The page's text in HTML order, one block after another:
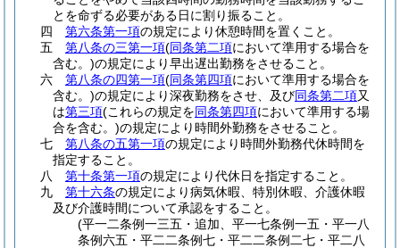
とを命ずる必要がある日に割り振ること。
四
第六条第一項の規定により休憩時間を置くこと。
五
第八条の三第一項(同条第二項において準用する場合を
含む。)の規定により早出遅出勤務をさせること。
六
第八条の四第一項(同条第四項において準用する場合を
含む。)の規定により深夜勤務をさせ、及び同条第二項又
は第三項(これらの規定を同条第四項において準用する場
合を含む。)の規定により時間外勤務をさせること。
七
第八条の五第一項の規定により時間外勤務代休時間を
指定すること。
八
第十条第一項の規定により代休日を指定すること。
九
第十六条の規定により病気休暇、特別休暇、介護休暇
及び介護時間について承認をすること。
(平一二条例一三五・追加、平一七条例一五・平一八
条例六五・平二二条例七・平二二条例二七・平二八